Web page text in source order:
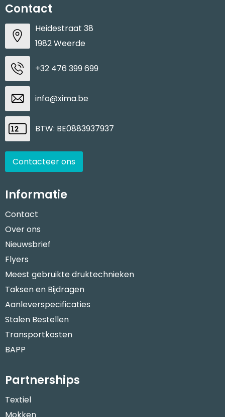
Contact
Heidestraat 38
1982 Weerde
+32 476 399 699
info@xima.be
BTW: BE0883937937
Contacteer ons
Informatie
Contact
Over ons
Nieuwsbrief
Flyers
Meest gebruikte druktechnieken
Taksen en Bijdragen
Aanleverspecificaties
Stalen Bestellen
Transportkosten
BAPP
Partnerships
Textiel
Mokken